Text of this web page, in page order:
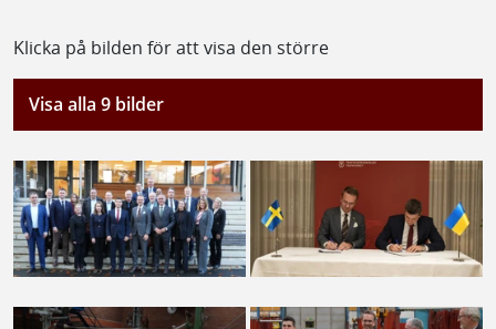
Klicka på bilden för att visa den större
Visa alla 9 bilder